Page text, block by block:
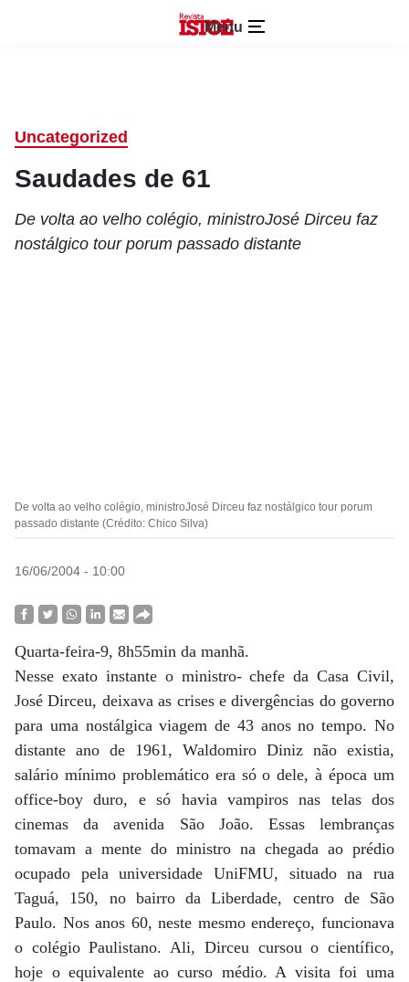
Menu
Uncategorized
Saudades de 61
De volta ao velho colégio, ministroJosé Dirceu faz
nostálgico tour porum passado distante
De volta ao velho colégio, ministroJosé Dirceu faz nostálgico tour porum
passado distante (Crédito: Chico Silva)
16/06/2004 - 10:00
Quarta-feira-9, 8h55min da manhã.
Nesse exato instante o ministro- chefe da Casa Civil,
José Dirceu, deixava as crises e divergências do governo
para uma nostálgica viagem de 43 anos no tempo. No
distante ano de 1961, Waldomiro Diniz não existia,
salário mínimo problemático era só o dele, à época um
office-boy duro, e só havia vampiros nas telas dos
cinemas da avenida São João. Essas lembranças
tomavam a mente do ministro na chegada ao prédio
ocupado pela universidade UniFMU, situado na rua
Taguá, 150, no bairro da Liberdade, centro de São
Paulo. Nos anos 60, neste mesmo endereço, funcionava
o colégio Paulistano. Ali, Dirceu cursou o científico,
hoje o equivalente ao curso médio. A visita foi uma